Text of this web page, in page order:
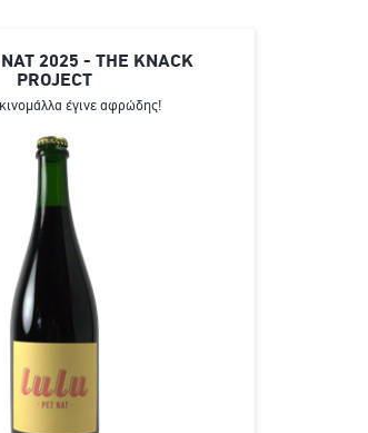
2025 - THE KNACK
PROJECT
έγινε αφρώδης!